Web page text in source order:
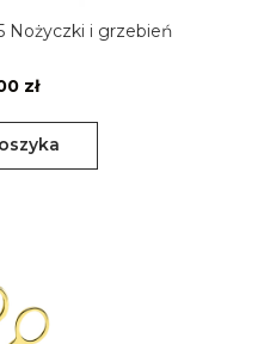
Nożyczki i grzebień
zł